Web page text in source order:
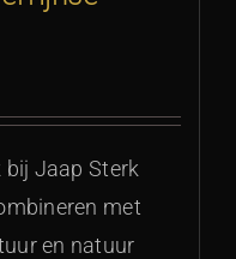
bij Jaap Sterk
met
en natuur